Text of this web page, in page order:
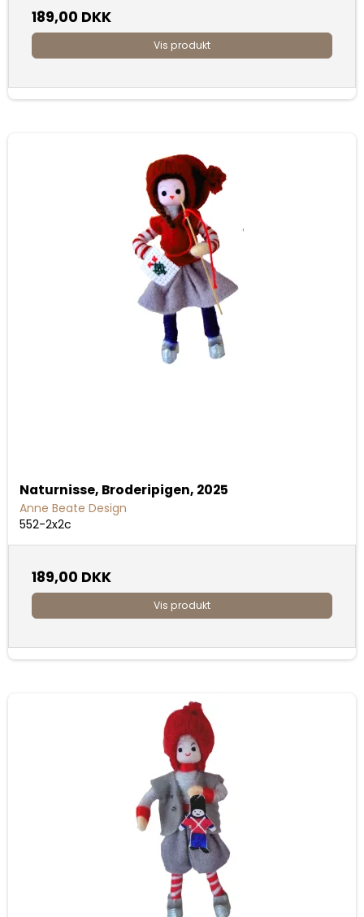
189,00 DKK
Vis produkt
Naturnisse, Broderipigen, 2025
Anne Beate Design
552-2x2c
189,00 DKK
Vis produkt